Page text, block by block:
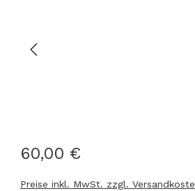
60,00 €
Preise inkl. MwSt. zzgl.